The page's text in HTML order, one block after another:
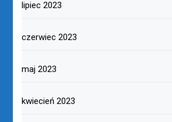
lipiec 2023
czerwiec 2023
maj 2023
kwiecień 2023